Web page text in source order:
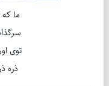
ما که
توی
ذره